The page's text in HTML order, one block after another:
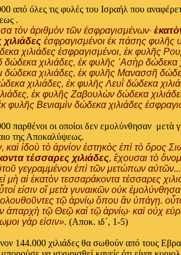
από όλες τις φυλές του Ισραήλ που
.
τὸν ἀριθμὸν τῶν ἐσφραγισμένων·
ἐσφραγισμένοι ἐκ πάσης φυλῆς
χιλιάδες ἐσφραγισμένοι, ἐκ φυλῆς
χιλιάδες, ἐκ φυλῆς ᾿Ασὴρ δώδεκα
δώδεκα χιλιάδες, ἐκ φυλῆς Μανασσῆ
χιλιάδες, ἐκ φυλῆς Λευῒ δώδεκα
ἐκ φυλῆς Ζαβουλὼν δώδεκα
φυλῆς Βενιαμὶν δώδεκα χιλιάδες
παρθένοι οι οποίοι δεν εμολύνθησαν μετὰ
της Αποκαλύψεως.
καὶ ἰδοὺ τὸ ἀρνίον ἑστηκὸς ἐπὶ τὸ ὄρος
τέσσαρες χιλιάδες, ἔχουσαι τὸ
γεγραμμένον ἐπὶ τῶν μετώπων αὐτῶν...
μὴ αἱ ἑκατὸν τεσσαράκοντα τέσσαρες
εἰσιν οἳ μετὰ γυναικῶν οὐκ
τῷ ἀρνίῳ ὅπου ἂν ὑπάγῃ.
τῷ Θεῷ καὶ τῷ ἀρνίῳ· καὶ οὐχ
γάρ εἰσιν». (Αποκ. ιδ΄, 1-5)
144.000 χιλιάδες θα σωθούν από τους